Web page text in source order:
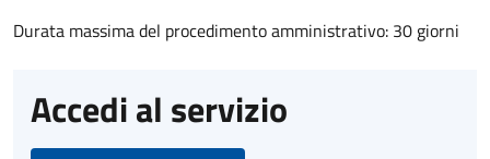
Durata massima del procedimento amministrativo: 30 giorni
Accedi al servizio